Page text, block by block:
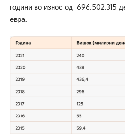
години во износ од 696.502.315
евра.